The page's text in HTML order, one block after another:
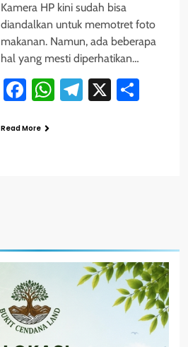
Kamera HP kini sudah bisa
diandalkan untuk memotret foto
makanan. Namun, ada beberapa
hal yang mesti diperhatikan…
Facebook
WhatsApp
Telegram
X
Read More